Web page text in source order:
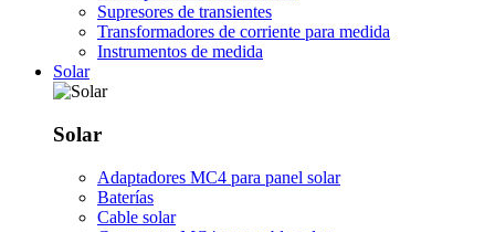
Supresores de transientes
Transformadores de corriente para medida
Instrumentos de medida
Solar
Solar
Adaptadores MC4 para panel solar
Baterías
Cable solar